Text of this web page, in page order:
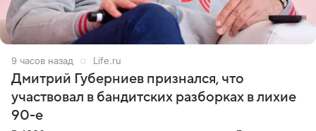
9 часов назад Life.ru
Дмитрий Губерниев признался, что
участвовал в бандитских разборках в лихие
90-е